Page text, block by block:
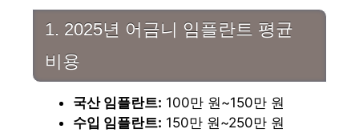
1. 2025년 어금니 임플란트 평균
비용
국산 임플란트: 100만 원~150만 원
수입 임플란트: 150만 원~250만 원